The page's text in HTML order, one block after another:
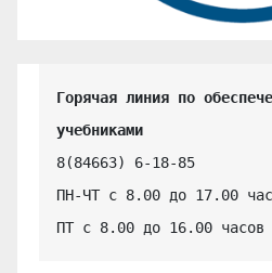
Горячая линия по
учебниками
8(84663) 6-18-85
ПН-ЧТ с 8.00 до 17.00
ПТ с 8.00 до 16.00 часов